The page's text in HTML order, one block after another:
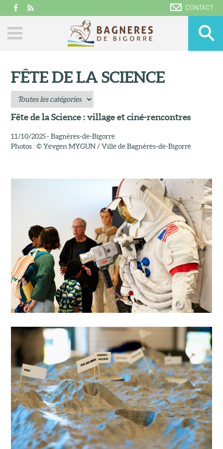
CONTACT
FÊTE DE LA SCIENCE
Fête de la Science : village et ciné-rencontres
11/10/2025 - Bagnères-de-Bigorre
Photos : © Yevgen MYGUN / Ville de Bagnères-de-Bigorre